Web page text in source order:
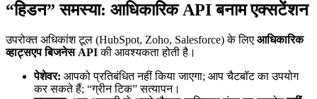
“हिडन” समस्या: आधिकारिक API बनाम एक्सटेंशन
उपरोक्त अधिकांश टूल (HubSpot, Zoho, Salesforce) के लिए आधिकारिक
व्हाट्सएप बिजनेस APIकी आवश्यकता होती है।
पेशेवर: आपको प्रतिबंधित नहीं किया जाएगा; आप चैटबॉट का उपयोग
कर सकते हैं; “ग्रीन टिक” सत्यापन।